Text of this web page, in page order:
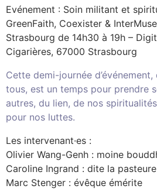
Evénement : Soin militant et
GreenFaith, Coexister &
Strasbourg de 14h30 à 19h –
Cigarières, 67000 Strasbourg
Cette demi-journée
tous, est un temps pour prendre
autres, du lien, de nos
pour nos luttes.
Les intervenant·es :
Olivier Wang-Genh : moine
Caroline Ingrand : dite la
Marc Stenger : évêque émérite